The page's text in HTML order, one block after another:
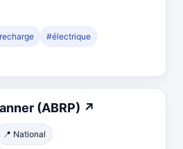
#électrique
(ABRP) ↗
📍 National